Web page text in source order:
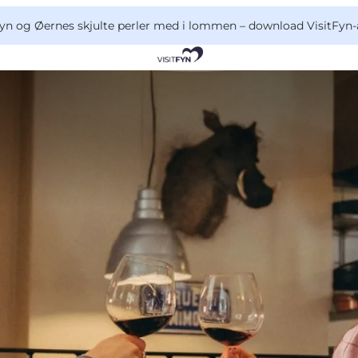
og Øernes skjulte perler med i lommen – download